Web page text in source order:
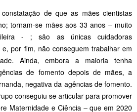
de que as mães cientistas
tornam-se mães aos 33 anos – muito
- ; são as únicas cuidadoras
por fim, não conseguem trabalhar em
Ainda, embora a maioria tenha
de fomento depois de mães, a
negativa da agências de fomento.
conseguiu se articular para promover
Maternidade e Ciência – que em 2020